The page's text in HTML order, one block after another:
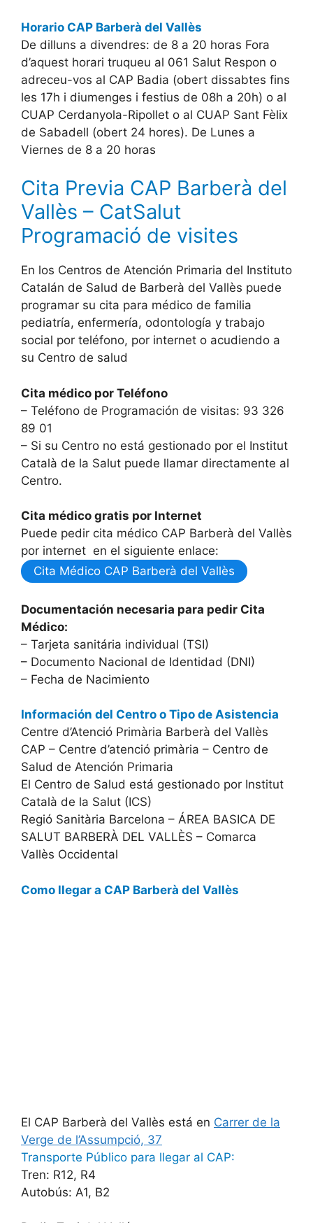
Horario CAP Barberà del Vallès
De dilluns a divendres: de 8 a 20 horas Fora
d’aquest horari truqueu al 061 Salut Respon o
adreceu-vos al CAP Badia (obert dissabtes fins
les 17h i diumenges i festius de 08h a 20h) o al
CUAP Cerdanyola-Ripollet o al CUAP Sant Fèlix
de Sabadell (obert 24 hores). De Lunes a
Viernes de 8 a 20 horas
Cita Previa CAP Barberà del
Vallès – CatSalut
Programació de visites
En los Centros de Atención Primaria del Instituto
Catalán de Salud de Barberà del Vallès puede
programar su cita para médico de familia
pediatría, enfermería, odontología y trabajo
social por teléfono, por internet o acudiendo a
su Centro de salud
Cita médico por Teléfono
– Teléfono de Programación de visitas: 93 326
89 01
– Si su Centro no está gestionado por el Institut
Català de la Salut puede llamar directamente al
Centro.
Cita médico gratis por Internet
Puede pedir cita médico CAP Barberà del Vallès
por internet en el siguiente enlace:
Cita Médico CAP Barberà del Vallès
Documentación necesaria para pedir Cita
Médico:
– Tarjeta sanitária individual (TSI)
– Documento Nacional de Identidad (DNI)
– Fecha de Nacimiento
Información del Centro o Tipo de Asistencia
Centre d’Atenció Primària Barberà del Vallès
CAP – Centre d’atenció primària – Centro de
Salud de Atención Primaria
El Centro de Salud está gestionado por Institut
Català de la Salut (ICS)
Regió Sanitària Barcelona – ÁREA BASICA DE
SALUT BARBERÀ DEL VALLÈS – Comarca
Vallès Occidental
Como llegar a CAP Barberà del Vallès
El CAP Barberà del Vallès está en Carrer de la
Verge de l’Assumpció, 37
Transporte Público para llegar al CAP:
Tren: R12, R4
Autobús: A1, B2